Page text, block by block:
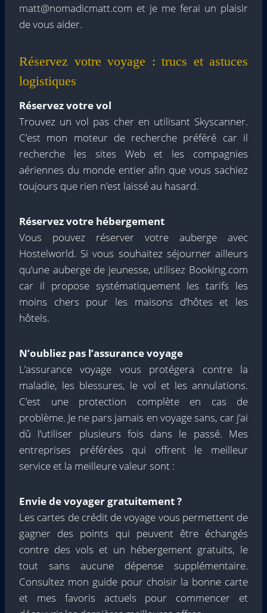
matt@nomadicmatt.com et je me ferai un plaisir
de vous aider.
Réservez votre voyage : trucs et astuces
logistiques
Réservez votre vol
Trouvez un vol pas cher en utilisant Skyscanner.
C’est mon moteur de recherche préféré car il
recherche les sites Web et les compagnies
aériennes du monde entier afin que vous sachiez
toujours que rien n’est laissé au hasard.
Réservez votre hébergement
Vous pouvez réserver votre auberge avec
Hostelworld. Si vous souhaitez séjourner ailleurs
qu’une auberge de jeunesse, utilisez Booking.com
car il propose systématiquement les tarifs les
moins chers pour les maisons d’hôtes et les
hôtels.
N’oubliez pas l’assurance voyage
L’assurance voyage vous protégera contre la
maladie, les blessures, le vol et les annulations.
C’est une protection complète en cas de
problème. Je ne pars jamais en voyage sans, car j’ai
dû l’utiliser plusieurs fois dans le passé. Mes
entreprises préférées qui offrent le meilleur
service et la meilleure valeur sont :
Envie de voyager gratuitement ?
Les cartes de crédit de voyage vous permettent de
gagner des points qui peuvent être échangés
contre des vols et un hébergement gratuits, le
tout sans aucune dépense supplémentaire.
Consultez mon guide pour choisir la bonne carte
et mes favoris actuels pour commencer et